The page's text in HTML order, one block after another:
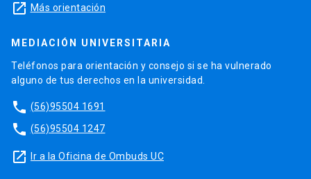
launch Más orientación
MEDIACIÓN UNIVERSITARIA
Teléfonos para orientación y consejo si se ha vulnerado
alguno de tus derechos en la universidad.
phone (56)95504 1691
phone (56)95504 1247
launch Ir a la Oficina de Ombuds UC